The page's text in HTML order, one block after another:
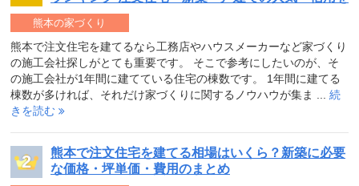
チェック
熊本で注文住宅を建てるなら工務店やハウスメーカーなど家づくり
の施工会社探しがとても重要です。 そこで参考にしたいのが、そ
の施工会社が1年間に建てている住宅の棟数です。 1年間に建てる
棟数が多ければ、それだけ家づくりに関するノウハウが集ま ... 続
きを読む
熊本の家づくり
熊本で注文住宅を建てる相場はいくら？新築に必要
な価格・坪単価・費用のまとめ